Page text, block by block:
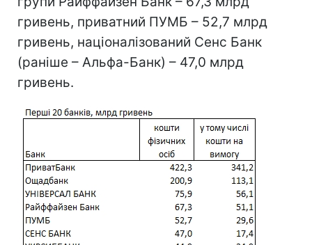
гривень, приватний ПУМБ – 52,7 млрд
гривень, націоналізований Сенс Банк
(раніше – Альфа-Банк) – 47,0 млрд
гривень.